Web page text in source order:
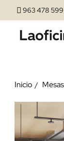
963 478 599
Inicio